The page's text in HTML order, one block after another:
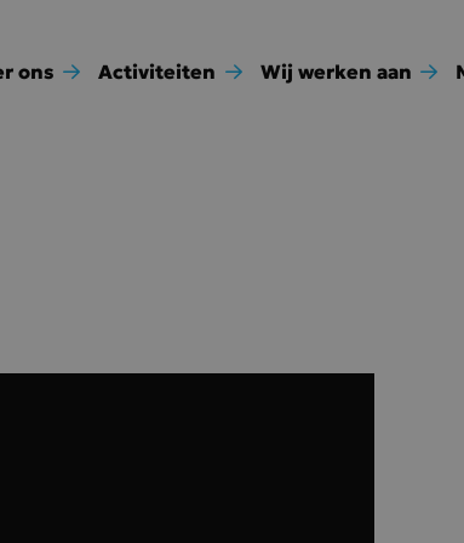
ons Activiteiten Wij werken aan